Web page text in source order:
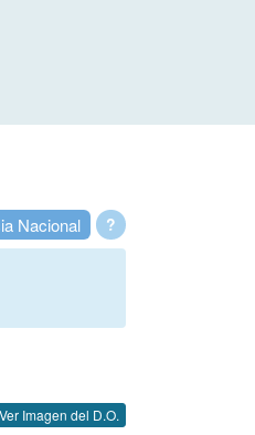
?
Nacional
Ver Imagen del D.O.